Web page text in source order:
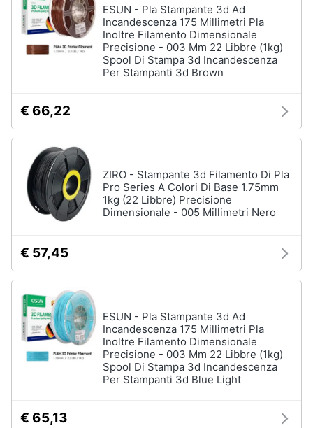
ESUN - Pla Stampante 3d Ad
Incandescenza 175 Millimetri Pla
Inoltre Filamento Dimensionale
Precisione - 003 Mm 22 Libbre (1kg)
Spool Di Stampa 3d Incandescenza
Per Stampanti 3d Brown
€ 66,22
ZIRO - Stampante 3d Filamento Di Pla
Pro Series A Colori Di Base 1.75mm
1kg (22 Libbre) Precisione
Dimensionale - 005 Millimetri Nero
€ 57,45
ESUN - Pla Stampante 3d Ad
Incandescenza 175 Millimetri Pla
Inoltre Filamento Dimensionale
Precisione - 003 Mm 22 Libbre (1kg)
Spool Di Stampa 3d Incandescenza
Per Stampanti 3d Blue Light
€ 65,13